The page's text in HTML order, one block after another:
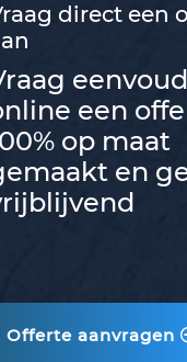
direct een
een
op maat
en
Offerte aanvragen